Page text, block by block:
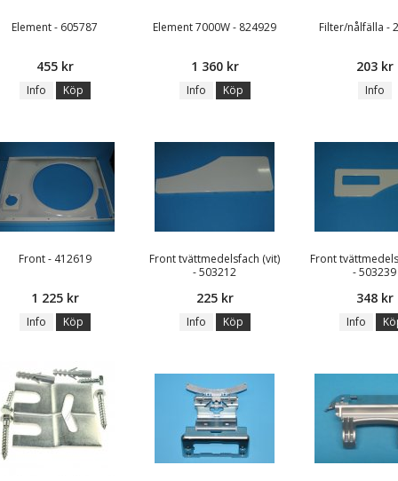
Element - 605787
455 kr
Info Köp
Element 7000W - 824929
1 360 kr
Info Köp
Filter/nålfälla -
203 kr
Info
Front - 412619
1 225 kr
Info Köp
Front tvättmedelsfach (vit)
- 503212
225 kr
Info Köp
Front
- 503239
348 kr
Info